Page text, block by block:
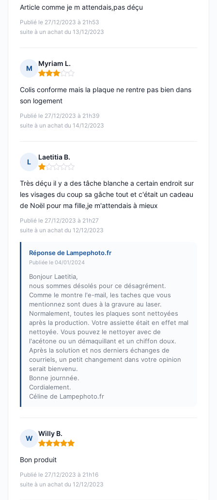
Publié le 27/12/2023 à 21h53
suite à un achat du 13/12/2023
Article comme je m attendais,pas déçu
M
Myriam L.
Note : 3 sur 5
Publié le 27/12/2023 à 21h39
suite à un achat du 14/12/2023
Colis conforme mais la plaque ne rentre pas bien dans
son logement
L
Laetitia B.
Note : 1 sur 5
Publié le 27/12/2023 à 21h27
suite à un achat du 12/12/2023
Très déçu il y a des tâche blanche a certain endroit sur
les visages du coup sa gâche tout et c'était un cadeau
de Noël pour ma fille,je m'attendais à mieux
Réponse de Lampephoto.fr
Publiée le 04/01/2024
Bonjour Laetitia,
nous sommes désolés pour ce désagrément.
Comme le montre l'e-mail, les taches que vous
mentionnez sont dues à la gravure au laser.
Normalement, toutes les plaques sont nettoyées
après la production. Votre assiette était en effet mal
nettoyée. Vous pouvez le nettoyer avec de
l'acétone ou un démaquillant et un chiffon doux.
Après la solution et nos derniers échanges de
courriels, un petit changement dans votre opinion
serait bienvenu.
Bonne journnée.
Cordialement.
Céline de Lampephoto.fr
W
Willy B.
Note : 5 sur 5
Publié le 27/12/2023 à 21h16
suite à un achat du 12/12/2023
Bon produit